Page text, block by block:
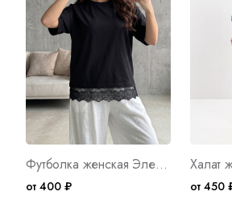
Футболка женская Элегия 2 Арт. 10741
от 400 ₽ от 450